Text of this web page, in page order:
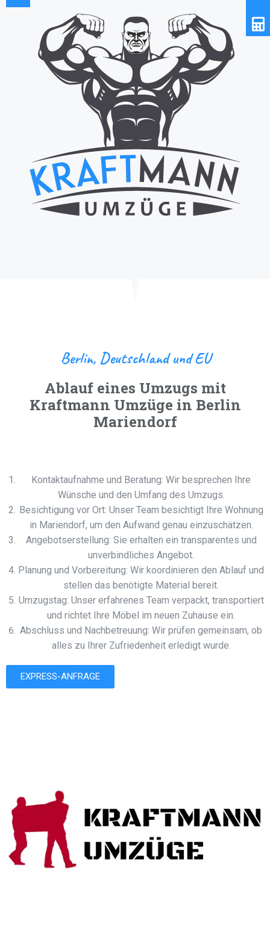
Berlin, Deutschland und EU
Ablauf eines Umzugs mit
Kraftmann Umzüge in Berlin
Mariendorf
Kontaktaufnahme und Beratung: Wir besprechen Ihre
Wünsche und den Umfang des Umzugs.
Besichtigung vor Ort: Unser Team besichtigt Ihre Wohnung
in Mariendorf, um den Aufwand genau einzuschätzen.
Angebotserstellung: Sie erhalten ein transparentes und
unverbindliches Angebot.
Planung und Vorbereitung: Wir koordinieren den Ablauf und
stellen das benötigte Material bereit.
Umzugstag: Unser erfahrenes Team verpackt, transportiert
und richtet Ihre Möbel im neuen Zuhause ein.
Abschluss und Nachbetreuung: Wir prüfen gemeinsam, ob
alles zu Ihrer Zufriedenheit erledigt wurde.
EXPRESS-ANFRAGE